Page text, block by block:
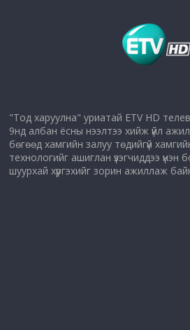
"Тод харуулна" уриатай ETV HD
9нд албан ёсны нээлтээ хийж үйл
бөгөөд хамгийн залуу төдийгүй хамгийн
технологийг ашиглан үзэгчиддээ үнэн
шуурхай хүргэхийг зорин ажиллаж